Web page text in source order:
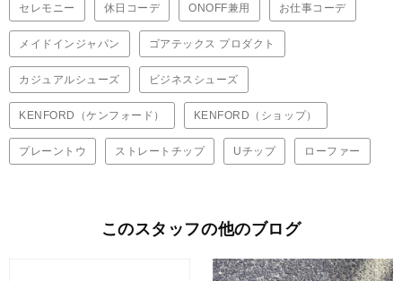
セレモニー 休日コーデ ONOFF兼用 お仕事コーデ
メイドインジャパン ゴアテックス プロダクト
カジュアルシューズ ビジネスシューズ
KENFORD（ケンフォード） KENFORD（ショップ）
プレーントウ ストレートチップ Uチップ ローファー
このスタッフの他のブログ